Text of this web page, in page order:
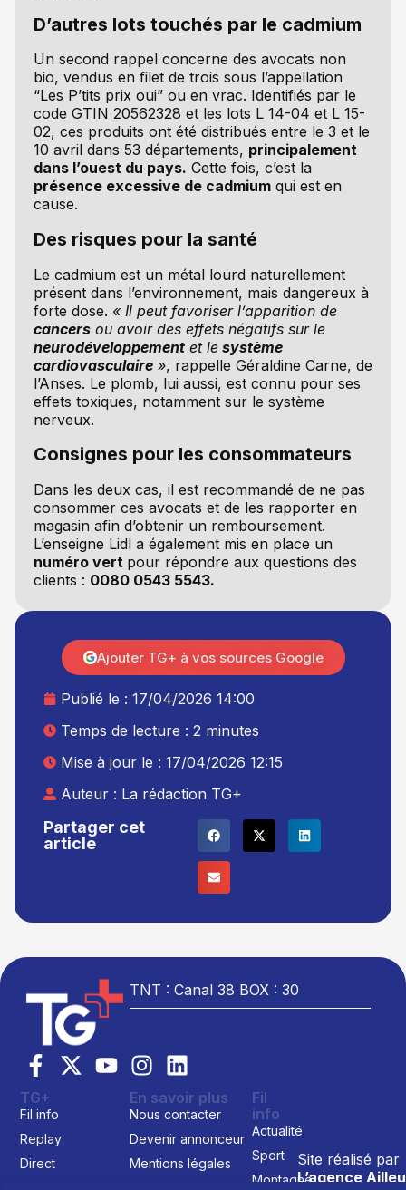
D’autres lots touchés par le cadmium
Un second rappel concerne des avocats non
bio, vendus en filet de trois sous l’appellation
“Les P’tits prix oui” ou en vrac. Identifiés par le
code GTIN 20562328 et les lots L 14-04 et L 15-
02, ces produits ont été distribués entre le 3 et le
10 avril dans 53 départements, principalement
dans l’ouest du pays. Cette fois, c’est la
présence excessive de cadmiumqui est en
cause.
Des risques pour la santé
Le cadmium est un métal lourd naturellement
présent dans l’environnement, mais dangereux à
forte dose. « Il peut favoriser l’apparition de
cancersou avoir des effets négatifs sur le
neurodéveloppementet lesystème
cardiovasculaire», rappelle Géraldine Carne, de
l’Anses. Le plomb, lui aussi, est connu pour ses
effets toxiques, notamment sur le système
nerveux.
Consignes pour les consommateurs
Dans les deux cas, il est recommandé de ne pas
consommer ces avocats et de les rapporter en
magasin afin d’obtenir un remboursement.
L’enseigne Lidl a également mis en place un
numéro vert pour répondre aux questions des
clients : 0080 0543 5543.
Partager cet
article
Publié le : 17/04/2026 14:00
Temps de lecture : 2 minutes
Mise à jour le : 17/04/2026 12:15
Auteur : La rédaction TG+
Ajouter TG+ à vos sources Google
TNT : Canal 38 BOX : 30
Site réalisé par
L’agence
TG+
Fil info
Replay
Direct
En savoir plus
Nous contacter
Devenir annonceur
Mentions légales
Fil
info
Actualité
Sport
Montagne